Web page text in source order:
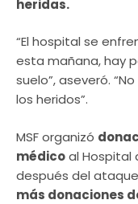
heridas.
“El hospital se
esta mañana, hay
suelo”, aseveró.
los heridos”.
MSF organizó
médicoal Hospital
después del
más donaciones